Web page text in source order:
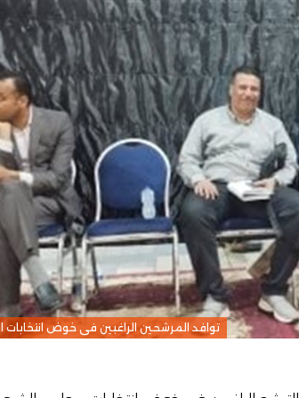
توافد المرشحين الراغبين فى خوض انتخابات